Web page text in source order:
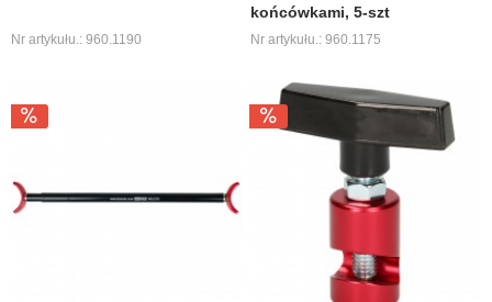
Nr artykułu.: 960.1190
końcówkami, 5-szt
Nr artykułu.: 960.1175